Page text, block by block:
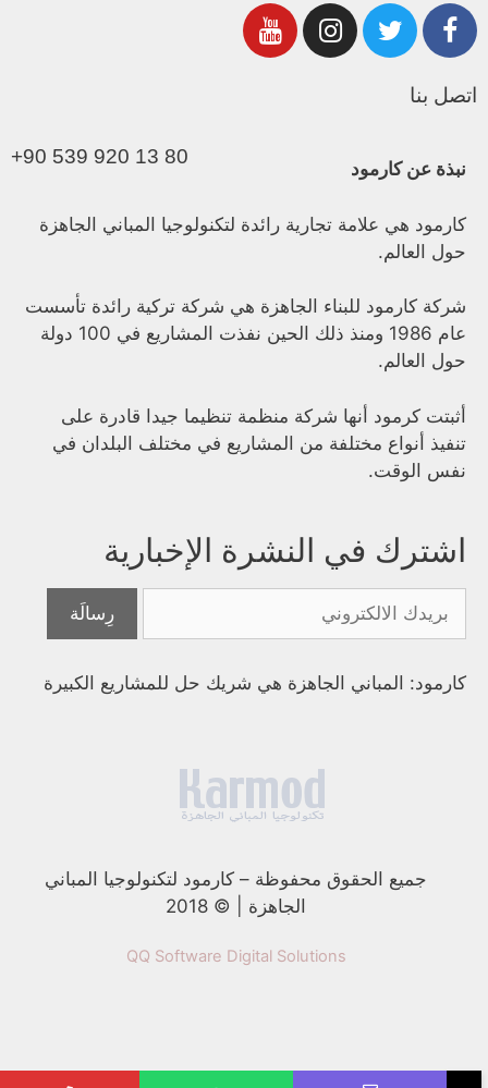
اتصل بنا
+90 539 920 13 80
نبذة عن كارمود
كارمود هي علامة تجارية رائدة لتكنولوجيا المباني الجاهزة
حول العالم.
شركة كارمود للبناء الجاهزة هي شركة تركية رائدة تأسست
عام 1986 ومنذ ذلك الحين نفذت المشاريع في 100 دولة
حول العالم.
أثبتت كرمود أنها شركة منظمة تنظيما جيدا قادرة على
تنفيذ أنواع مختلفة من المشاريع في مختلف البلدان في
نفس الوقت.
اشترك في النشرة الإخبارية
كارمود: المباني الجاهزة هي شريك حل للمشاريع الكبيرة
جميع الحقوق محفوظة –كارمود لتكنولوجيا المباني
الجاهزة | © 2018
QQ Software Digital Solutions